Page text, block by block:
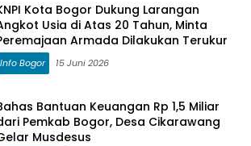
Kota Bogor Dukung Larangan
Usia di Atas 20 Tahun, Minta
Armada Dilakukan Terukur
Info Bogor 15 Juni 2026
Bantuan Keuangan Rp 1,5 Miliar
Pemkab Bogor, Desa Cikarawang
Musdesus